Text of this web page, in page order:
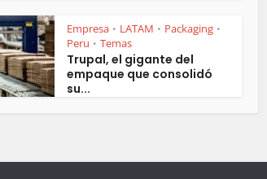
Empresa • LATAM • Packaging •
Peru • Temas
Trupal, el gigante del
empaque que consolidó
su...